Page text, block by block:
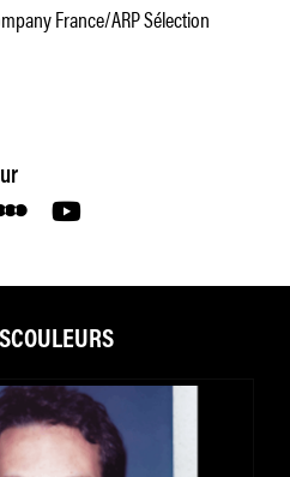
France/ARP Sélection